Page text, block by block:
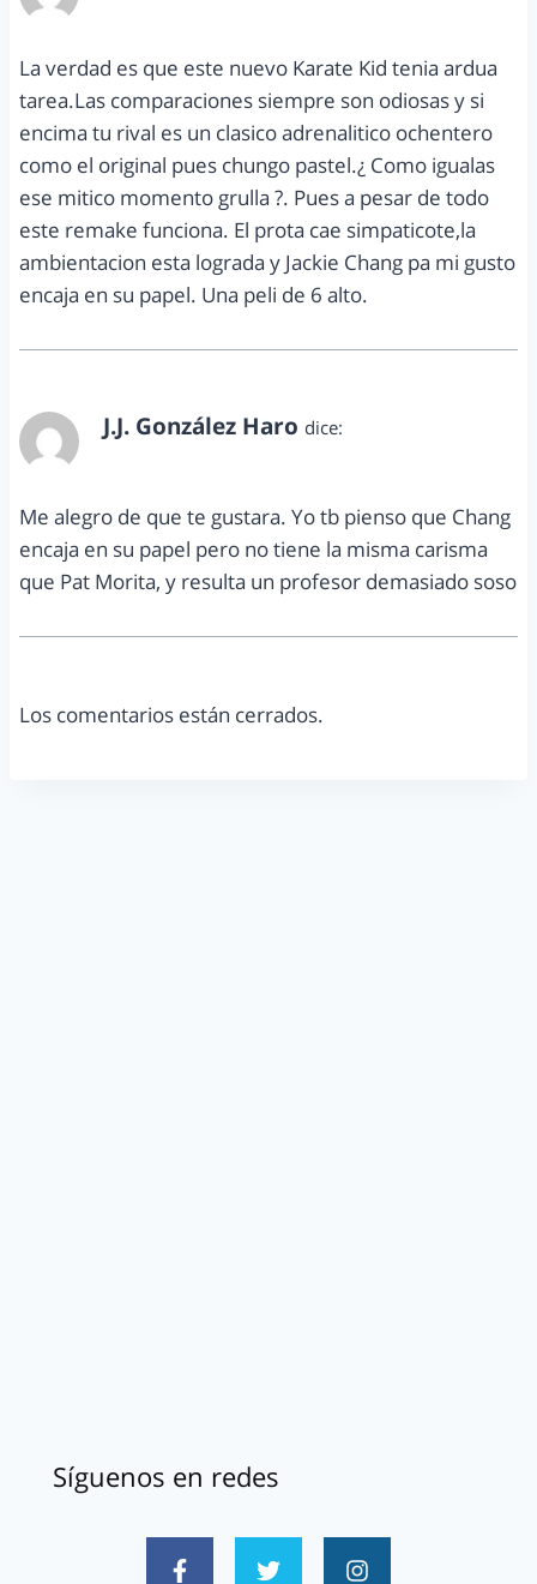
La verdad es que este nuevo Karate Kid tenia ardua
tarea.Las comparaciones siempre son odiosas y si
encima tu rival es un clasico adrenalitico ochentero
como el original pues chungo pastel.¿ Como igualas
ese mitico momento grulla ?. Pues a pesar de todo
este remake funciona. El prota cae simpaticote,la
ambientacion esta lograda y Jackie Chang pa mi gusto
encaja en su papel. Una peli de 6 alto.
J.J. González Haro dice:
Me alegro de que te gustara. Yo tb pienso que Chang
encaja en su papel pero no tiene la misma carisma
que Pat Morita, y resulta un profesor demasiado soso
Los comentarios están cerrados.
Síguenos en redes